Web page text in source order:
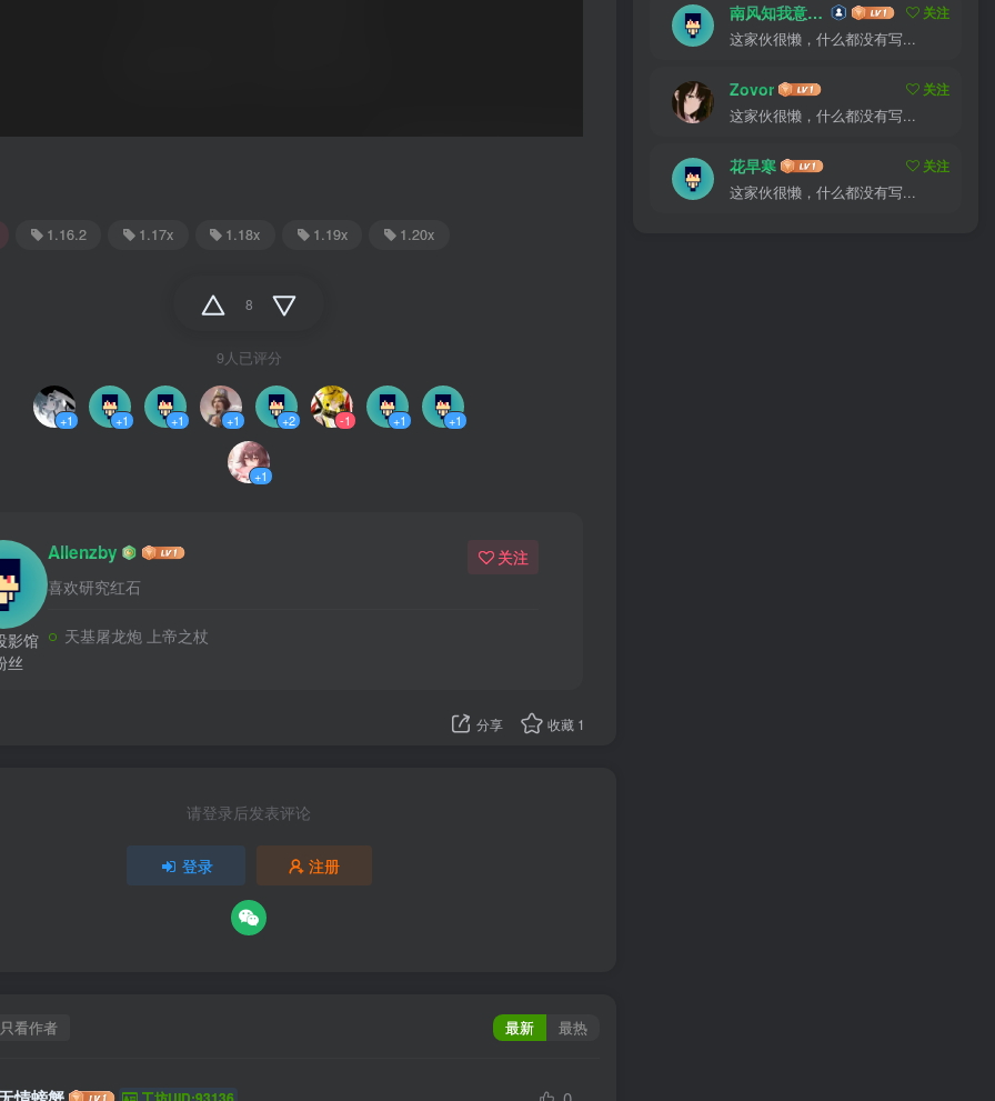
1.16.2 1.17x 1.18x 1.19x 1.20x
8
9人已评分
+1 +1 +1 +1 +2 -1 +1 +1
+1
影馆
丝
Allenzby
喜欢研究红石
关注
天基屠龙炮 上帝之杖
分享 收藏 1
请登录后发表评论
登录 注册
只看作者 最新 最热
南风知我意吹梦到西洲
关注
这家伙很懒，什么都没有写...
Zovor
关注
这家伙很懒，什么都没有写...
花早寒
关注
这家伙很懒，什么都没有写...